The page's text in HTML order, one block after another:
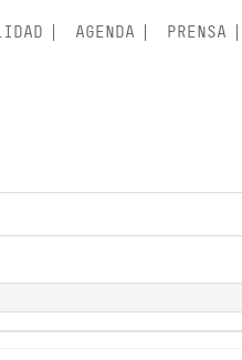
AGENDA PRENSA